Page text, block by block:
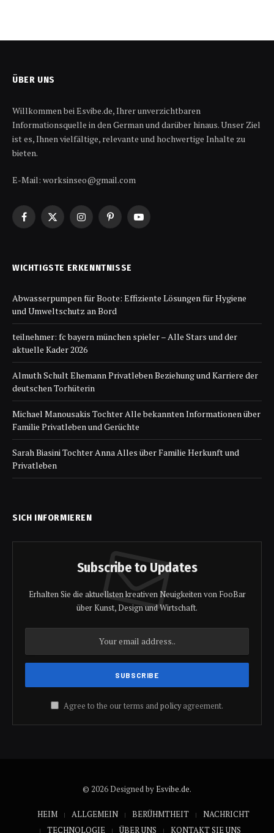
ÜBER UNS
Willkommen bei Esvibe.de, Ihrer unverzichtbaren
Informationsquelle in den German und darüber hinaus. Unser Ziel
ist es, Ihnen vielfältige, relevante und hochwertige Inhalte zu
bieten.
E-Mail: worksinseo@gmail.com
Facebook
X
InstagramPinterestYouTube
WICHTIGSTE ERKENNTNISSE
Abwasserpumpen für Boote: Effiziente Lösungen für Hygiene
und Umweltschutz an Bord
teilnehmer: fc bayern münchen spieler – Alle Stars und der
aktuelle Kader 2026
Almuth Schult Ehemann Privatleben Beziehung und Karriere der
deutschen Torhüterin
Michael Manousakis Tochter Alle bekannten Informationen über
Familie Privatleben und Gerüchte
Sarah Biasini Tochter Anna Alles über Familie Herkunft und
Privatleben
SICH INFORMIEREN
Subscribe to Updates
Erhalten Sie die aktuellsten kreativen Neuigkeiten von FooBar
über Kunst, Design und Wirtschaft.
Agree to the our terms andpolicyagreement.
© 2026 Designed byEsvibe.de.
HEIM ALLGEMEIN BERÜHMTHEIT
NACHRICHT
TECHNOLOGIE
ÜBER UNS KONTAKT SIE UNS